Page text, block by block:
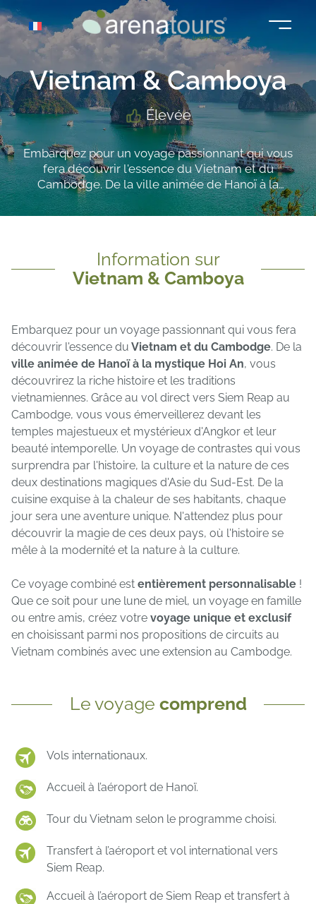
Aller
au
contenu
Vietnam & Camboya
Élevée
Embarquez pour un voyage passionnant qui vous
fera découvrir l'essence du Vietnam et du
Cambodge. De la ville animée de Hanoï à la
mystique Hoi An, vous découvrirez la riche histoire
et les traditions vietnamiennes. Grâce au vol direct
mystérieux d'Angkor et leur beauté intemporelle.
Information sur
Vietnam & Camboya
Embarquez pour un voyage passionnant qui vous fera
découvrir l'essence du Vietnam et du Cambodge. De la
ville animée de Hanoï à la mystique Hoi An, vous
découvrirez la riche histoire et les traditions
vietnamiennes. Grâce au vol direct vers Siem Reap au
Cambodge, vous vous émerveillerez devant les
temples majestueux et mystérieux d'Angkor et leur
beauté intemporelle. Un voyage de contrastes qui vous
surprendra par l'histoire, la culture et la nature de ces
deux destinations magiques d'Asie du Sud-Est. De la
cuisine exquise à la chaleur de ses habitants, chaque
jour sera une aventure unique. N'attendez plus pour
découvrir la magie de ces deux pays, où l'histoire se
mêle à la modernité et la nature à la culture.
Ce voyage combiné est entièrement personnalisable !
Que ce soit pour une lune de miel, un voyage en famille
ou entre amis, créez votre voyage unique et exclusif
en choisissant parmi nos propositions de circuits au
Vietnam combinés avec une extension au Cambodge.
Le voyage comprend
Vols internationaux.
Accueil à l’aéroport de Hanoï.
Tour du Vietnam selon le programme choisi.
Transfert à l’aéroport et vol international vers
Siem Reap.
Accueil à l’aéroport de Siem Reap et transfert à